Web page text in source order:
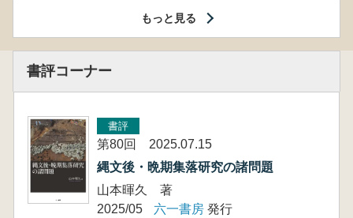
もっと見る
書評コーナー
書評
第80回 2025.07.15
縄文後・晩期集落研究の諸問題
山本暉久 著
2025/05
六一書房 発行